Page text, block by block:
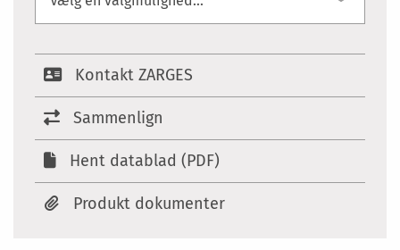
Kontakt ZARGES
Sammenlign
Hent datablad (PDF)
Produkt dokumenter